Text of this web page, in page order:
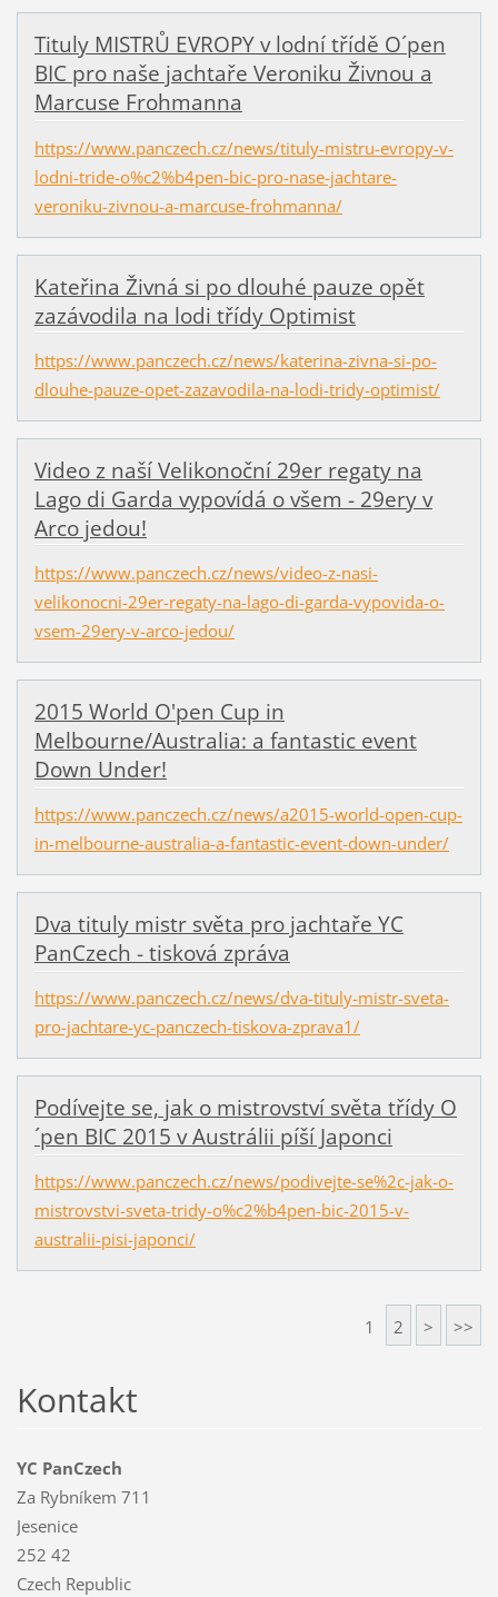
Tituly MISTRŮ EVROPY v lodní třídě O´pen
BIC pro naše jachtaře Veroniku Živnou a
Marcuse Frohmanna
https://www.panczech.cz/news/tituly-mistru-evropy-v-
lodni-tride-o%c2%b4pen-bic-pro-nase-jachtare-
veroniku-zivnou-a-marcuse-frohmanna/
Kateřina Živná si po dlouhé pauze opět
zazávodila na lodi třídy Optimist
https://www.panczech.cz/news/katerina-zivna-si-po-
dlouhe-pauze-opet-zazavodila-na-lodi-tridy-optimist/
Video z naší Velikonoční 29er regaty na
Lago di Garda vypovídá o všem - 29ery v
Arco jedou!
https://www.panczech.cz/news/video-z-nasi-
velikonocni-29er-regaty-na-lago-di-garda-vypovida-o-
vsem-29ery-v-arco-jedou/
2015 World O'pen Cup in
Melbourne/Australia: a fantastic event
Down Under!
https://www.panczech.cz/news/a2015-world-open-cup-
in-melbourne-australia-a-fantastic-event-down-under/
Dva tituly mistr světa pro jachtaře YC
PanCzech - tisková zpráva
https://www.panczech.cz/news/dva-tituly-mistr-sveta-
pro-jachtare-yc-panczech-tiskova-zprava1/
Podívejte se, jak o mistrovství světa třídy O
´pen BIC 2015 v Austrálii píší Japonci
https://www.panczech.cz/news/podivejte-se%2c-jak-o-
mistrovstvi-sveta-tridy-o%c2%b4pen-bic-2015-v-
australii-pisi-japonci/
1 2 > >>
Kontakt
YC PanCzech
Za Rybníkem 711
Jesenice
252 42
Czech Republic